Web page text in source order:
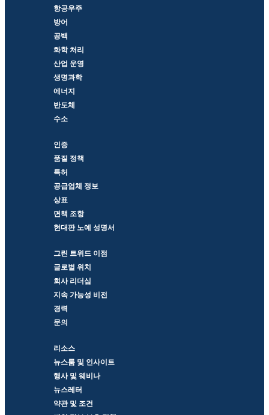
항공우주
방어
공백
화학 처리
산업 운영
생명과학
에너지
반도체
수소
인증
품질 정책
특허
공급업체 정보
상표
면책 조항
현대판 노예 성명서
그린 트위드 이점
글로벌 위치
회사 리더십
지속 가능성 비전
경력
문의
리소스
뉴스룸 및 인사이트
행사 및 웨비나
뉴스레터
약관 및 조건